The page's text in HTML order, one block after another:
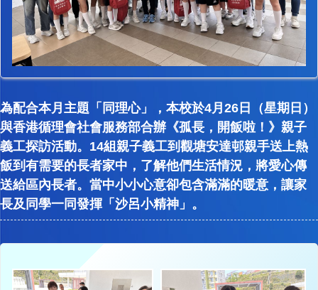
為配合本月主題「同理心」，本校於4月26日（星期日）
與香港循理會社會服務部合辦《孤長，開飯啦！》親子
義工探訪活動。14組親子義工到觀塘安達邨親手送上熱
飯到有需要的長者家中，了解他們生活情況，將愛心傳
送給區內長者。當中小小心意卻包含滿滿的暖意，讓家
長及同學一同發揮「沙呂小精神」。